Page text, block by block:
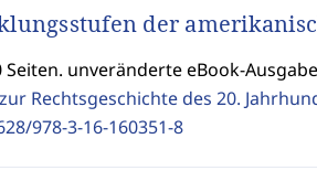
der
Seiten. unveränderte eBook-
Rechtsgeschichte des 20.
978-3-16-160351-8